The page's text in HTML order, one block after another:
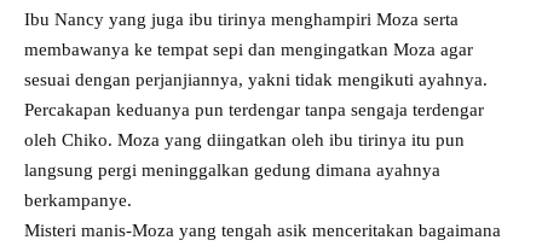
Ibu Nancy yang juga ibu tirinya menghampiri Moza serta
membawanya ke tempat sepi dan mengingatkan Moza agar
sesuai dengan perjanjiannya, yakni tidak mengikuti ayahnya.
Percakapan keduanya pun terdengar tanpa sengaja terdengar
oleh Chiko. Moza yang diingatkan oleh ibu tirinya itu pun
langsung pergi meninggalkan gedung dimana ayahnya
berkampanye.
Misteri manis-Moza yang tengah asik menceritakan bagaimana